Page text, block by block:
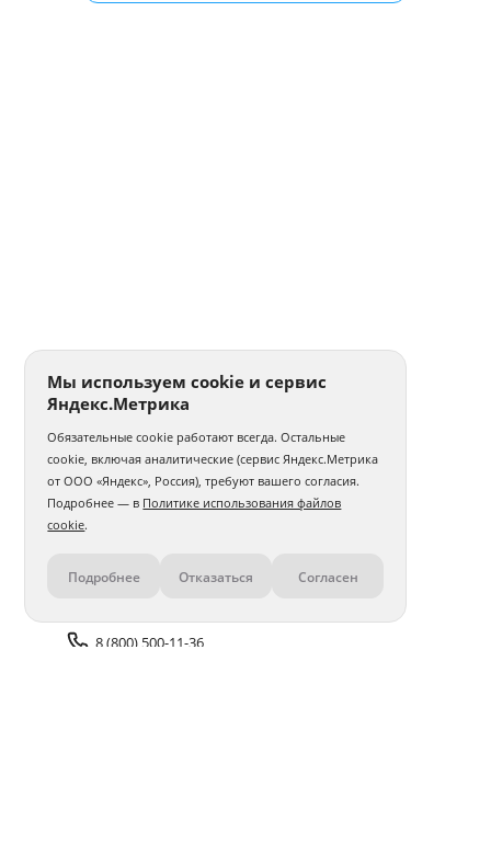
Контакты
8 (800) 500-11-36
Мы используем cookie и сервис
Яндекс.Метрика
Обязательные cookie работают всегда. Остальные
cookie, включая аналитические (сервис Яндекс.Метрика
от ООО «Яндекс», Россия), требуют вашего согласия.
Подробнее — в Политике использования файлов
cookie.
Подробнее Отказаться Согласен